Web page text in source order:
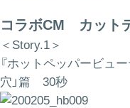
コラボCM カット
＜Story.1＞
『ホットペッパービュ
穴」篇 30秒